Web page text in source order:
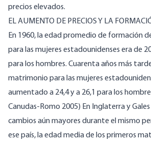
precios elevados.
EL AUMENTO DE PRECIOS Y LA
En 1960, la edad promedio de formación
para las mujeres estadounidenses era de
para los hombres. Cuarenta años más
matrimonio para las mujeres
aumentado a 24,4 y a 26,1 para los
Canudas-Romo 2005) En Inglaterra y
cambios aún mayores durante el mismo
ese país, la edad media de los primeros